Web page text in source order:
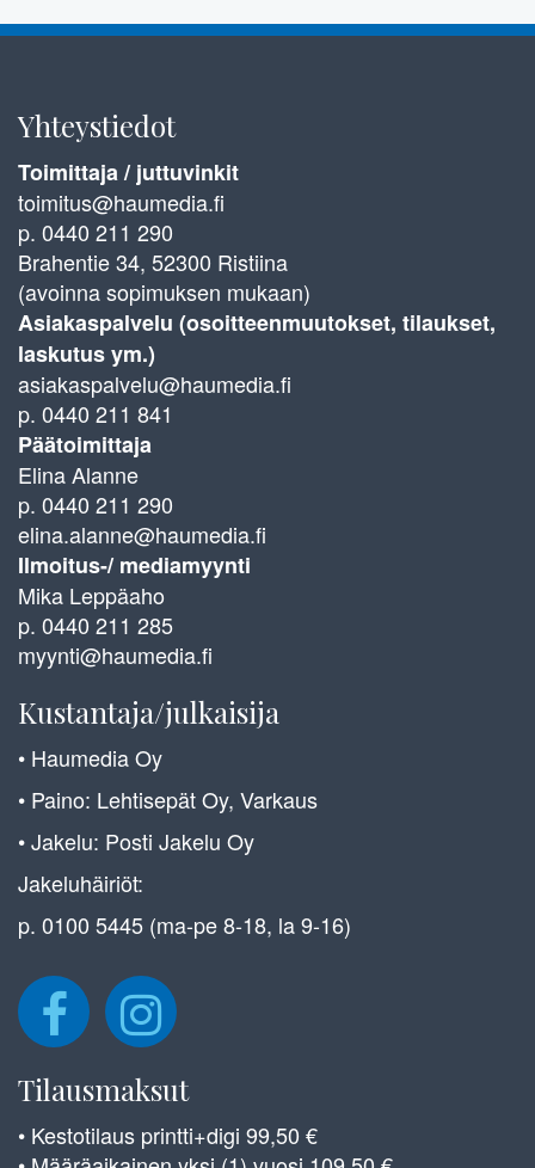
Yhteystiedot
Toimittaja / juttuvinkit
toimitus@haumedia.fi
p. 0440 211 290
Brahentie 34, 52300 Ristiina
(avoinna sopimuksen mukaan)
Asiakaspalvelu (osoitteenmuutokset, tilaukset,
laskutus ym.)
asiakaspalvelu@haumedia.fi
p. 0440 211 841
Päätoimittaja
Elina Alanne
p. 0440 211 290
elina.alanne@haumedia.fi
Ilmoitus-/ mediamyynti
Mika Leppäaho
p. 0440 211 285
myynti@haumedia.fi
Kustantaja/julkaisija
• Haumedia Oy
• Paino: Lehtisepät Oy, Varkaus
• Jakelu: Posti Jakelu Oy
Jakeluhäiriöt:
p. 0100 5445 (ma-pe 8-18, la 9-16)
Tilausmaksut
• Kestotilaus printti+digi 99,50 €